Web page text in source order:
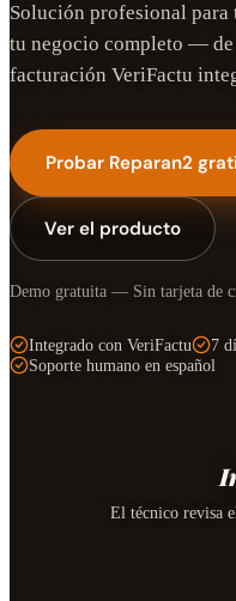
Solución profesional para
tu negocio completo —
facturación VeriFactu
Probar Reparan2
Ver el producto
Demo gratuita — Sin tarjeta de
Integrado con VeriFactu 7
Soporte humano en español
El técnico revisa